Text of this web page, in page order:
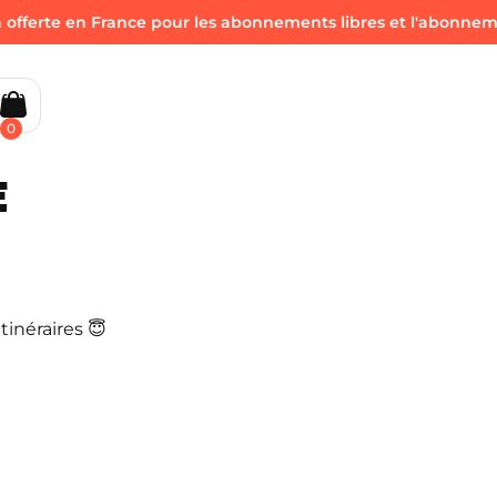
en France pour les abonnements libres et
0
😇